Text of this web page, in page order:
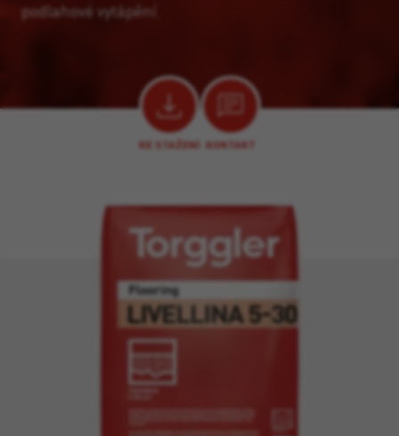
podlahové vytápění.
KE STAŽENÍ KONTAKT